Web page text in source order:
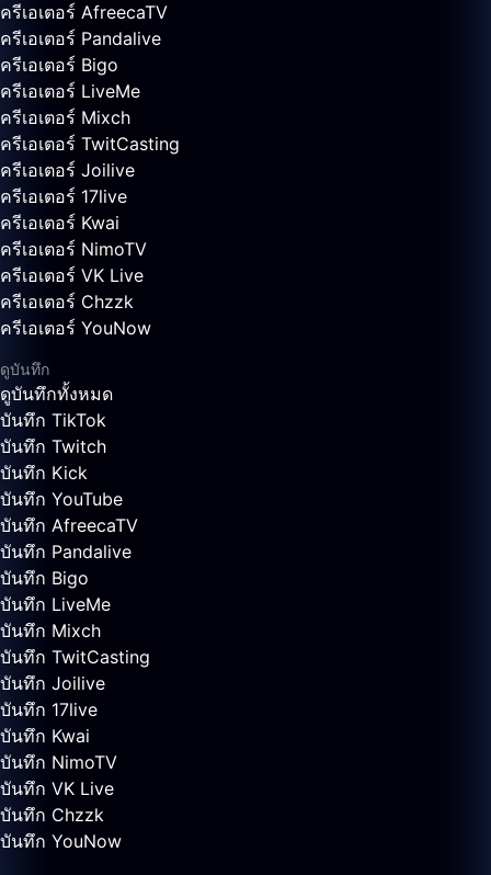
ครีเอเตอร์ AfreecaTV
ครีเอเตอร์ Pandalive
ครีเอเตอร์ Bigo
ครีเอเตอร์ LiveMe
ครีเอเตอร์ Mixch
ครีเอเตอร์ TwitCasting
ครีเอเตอร์ Joilive
ครีเอเตอร์ 17live
ครีเอเตอร์ Kwai
ครีเอเตอร์ NimoTV
ครีเอเตอร์ VK Live
ครีเอเตอร์ Chzzk
ครีเอเตอร์ YouNow
ดูบันทึก
ดูบันทึกทั้งหมด
บันทึก TikTok
บันทึก Twitch
บันทึก Kick
บันทึก YouTube
บันทึก AfreecaTV
บันทึก Pandalive
บันทึก Bigo
บันทึก LiveMe
บันทึก Mixch
บันทึก TwitCasting
บันทึก Joilive
บันทึก 17live
บันทึก Kwai
บันทึก NimoTV
บันทึก VK Live
บันทึก Chzzk
บันทึก YouNow